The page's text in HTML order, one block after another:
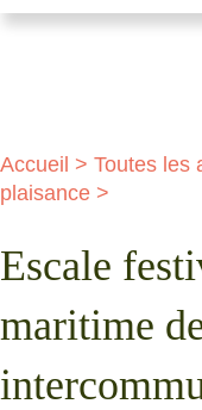
Accueil > Toutes les
plaisance >
Escale
maritime